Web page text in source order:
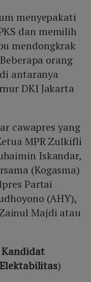
menyepakati
dan memilih
mendongkrak
orang
antaranya
DKI Jakarta
cawapres yang
MPR Zulkifli
Iskandar,
(Kogasma)
Partai
(AHY),
Majdi atau
)